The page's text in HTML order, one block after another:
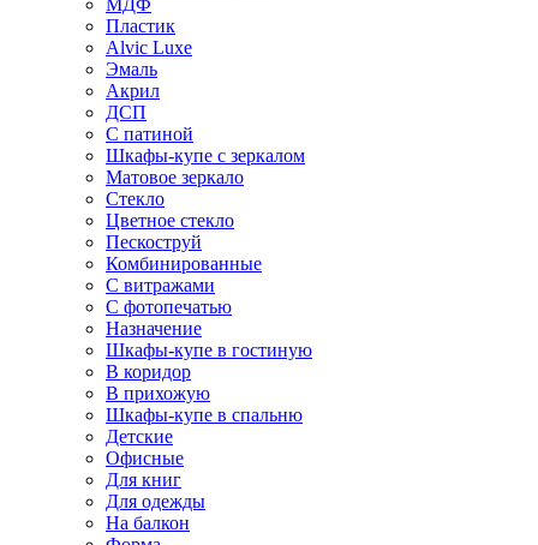
МДФ
Пластик
Alvic Luxe
Эмаль
Акрил
ДСП
С патиной
Шкафы-купе с зеркалом
Матовое зеркало
Стекло
Цветное стекло
Пескоструй
Комбинированные
С витражами
С фотопечатью
Назначение
Шкафы-купе в гостиную
В коридор
В прихожую
Шкафы-купе в спальню
Детские
Офисные
Для книг
Для одежды
На балкон